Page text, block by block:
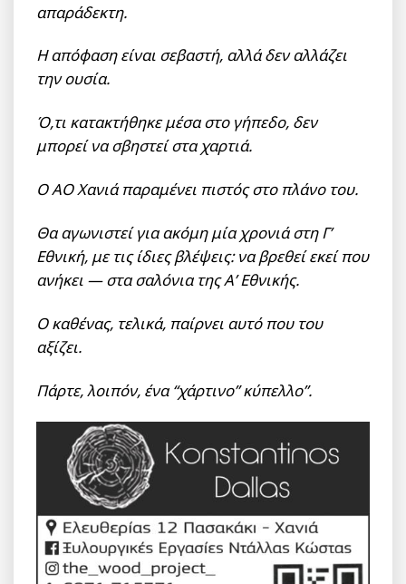
απαράδεκτη.
Η απόφαση είναι σεβαστή, αλλά δεν αλλάζει
την ουσία.
Ό,τι κατακτήθηκε μέσα στο γήπεδο, δεν
μπορεί να σβηστεί στα χαρτιά.
Ο ΑΟ Χανιά παραμένει πιστός στο πλάνο του.
Θα αγωνιστεί για ακόμη μία χρονιά στη Γ’
Εθνική, με τις ίδιες βλέψεις: να βρεθεί εκεί που
ανήκει — στα σαλόνια της Α’ Εθνικής.
Ο καθένας, τελικά, παίρνει αυτό που του
αξίζει.
Πάρτε, λοιπόν, ένα “χάρτινο” κύπελλο”.